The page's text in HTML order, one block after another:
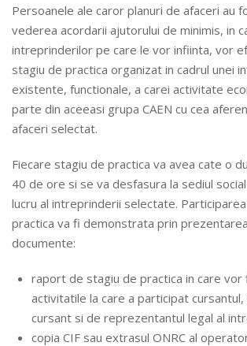
Persoanele ale caror planuri de afaceri au
vederea acordarii ajutorului de minimis, in
intreprinderilor pe care le vor infiinta, vor
stagiu de practica organizat in cadrul unei
existente, functionale, a carei activitate
parte din aceeasi grupa CAEN cu cea
afaceri selectat.
Fiecare stagiu de practica va avea cate o
40 de ore si se va desfasura la sediul
lucru al intreprinderii selectate.
practica va fi demonstrata prin
documente:
raport de stagiu de practica in care vor
activitatile la care a participat
cursant si de reprezentantul legal al
copia CIF sau extrasul ONRC al